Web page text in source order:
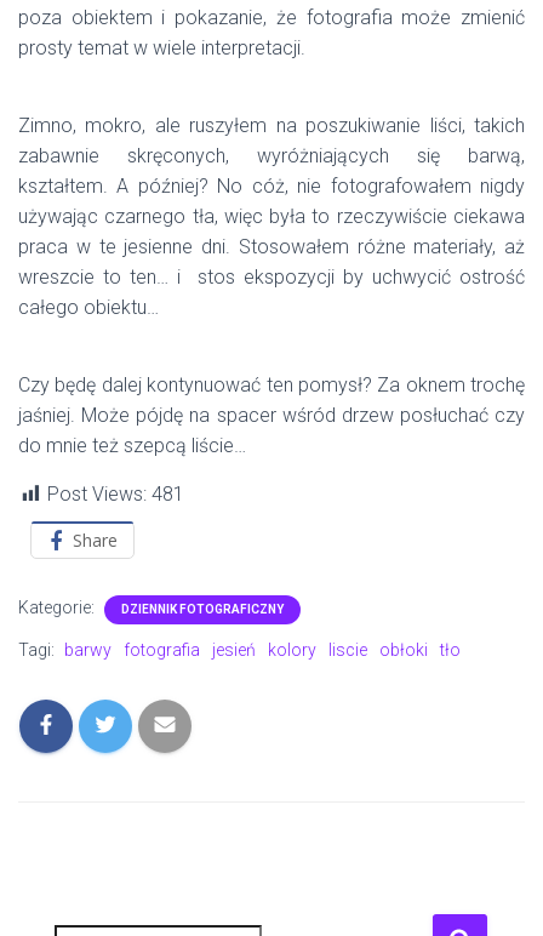
poza obiektem i pokazanie, że fotografia może zmienić
prosty temat w wiele interpretacji.
Zimno, mokro, ale ruszyłem na poszukiwanie liści, takich
zabawnie skręconych, wyróżniających się barwą,
kształtem. A później? No cóż, nie fotografowałem nigdy
używając czarnego tła, więc była to rzeczywiście ciekawa
praca w te jesienne dni. Stosowałem różne materiały, aż
wreszcie to ten… i stos ekspozycji by uchwycić ostrość
całego obiektu…
Czy będę dalej kontynuować ten pomysł? Za oknem trochę
jaśniej. Może pójdę na spacer wśród drzew posłuchać czy
do mnie też szepcą liście…
Post Views: 481
Share
Kategorie: DZIENNIK FOTOGRAFICZNY
Tagi: barwy fotografia jesień kolory liscie obłoki tło